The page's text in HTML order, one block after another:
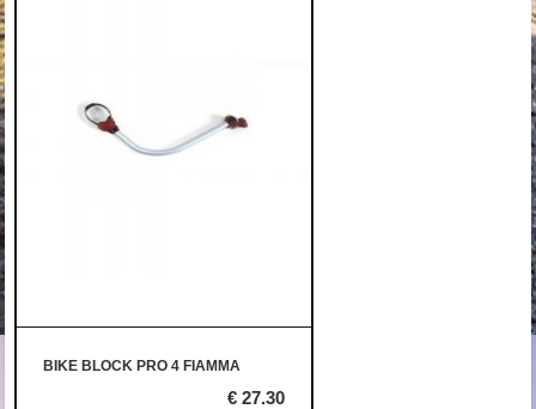
BIKE BLOCK PRO 4 FIAMMA
€ 27.30